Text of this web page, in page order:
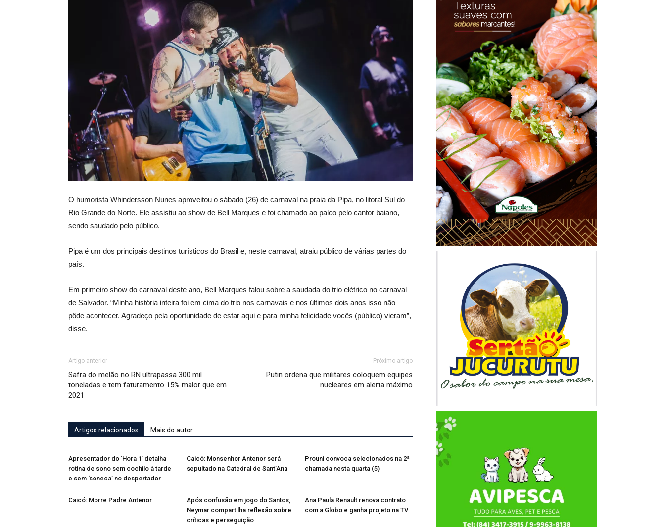
O humorista Whindersson Nunes aproveitou o sábado (26) de carnaval na praia da Pipa, no litoral Sul do
Rio Grande do Norte. Ele assistiu ao show de Bell Marques e foi chamado ao palco pelo cantor baiano,
sendo saudado pelo público.
Pipa é um dos principais destinos turísticos do Brasil e, neste carnaval, atraiu público de várias partes do
país.
Em primeiro show do carnaval deste ano, Bell Marques falou sobre a saudada do trio elétrico no carnaval
de Salvador. “Minha história inteira foi em cima do trio nos carnavais e nos últimos dois anos isso não
pôde acontecer. Agradeço pela oportunidade de estar aqui e para minha felicidade vocês (público) vieram”,
disse.
Artigo anterior
Safra do melão no RN ultrapassa 300 mil
toneladas e tem faturamento 15% maior que em
2021
Próximo artigo
Putin ordena que militares coloquem equipes
nucleares em alerta máximo
Artigos relacionados Mais do autor
Apresentador do ‘Hora 1’ detalha
rotina de sono sem cochilo à tarde
e sem ‘soneca’ no despertador
Caicó: Monsenhor Antenor será
sepultado na Catedral de Sant’Ana
Prouni convoca selecionados na 2ª
chamada nesta quarta (5)
Caicó: Morre Padre Antenor
Após confusão em jogo do Santos,
Neymar compartilha reflexão sobre
críticas e perseguição
Ana Paula Renault renova contrato
com a Globo e ganha projeto na TV